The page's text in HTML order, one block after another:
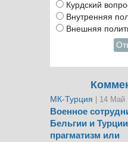
Курдский
Внутренняя
Внешняя
МК-Турция | 14 Май
Военное
Бельгии и
прагматизм или